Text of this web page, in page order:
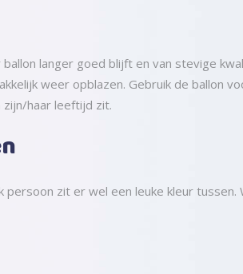
langer goed blijft en van stevige
weer opblazen. Gebruik de ballon
haar leeftijd zit.
zit er wel een leuke kleur